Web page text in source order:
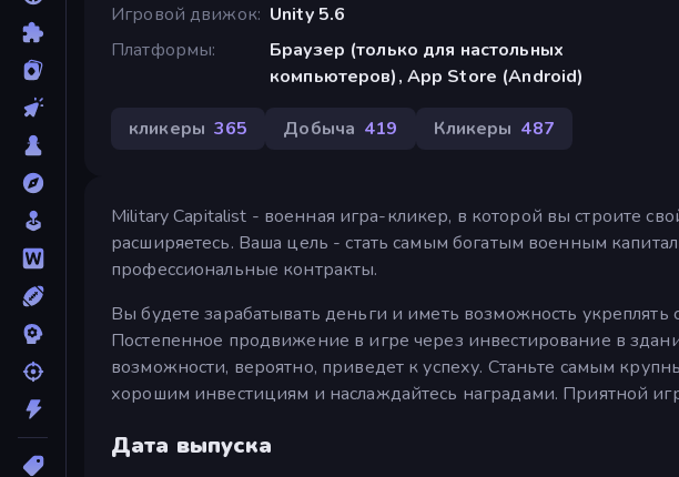
Игровой движок Unity 5.6
Платформы
Браузер (только для настольных
компьютеров), App Store (Android)
кликеры 365 Добыча 419 Кликеры 487
Military Capitalist - военная игра-кликер, в которой вы строите
расширяетесь. Ваша цель - стать самым богатым военным
профессиональные контракты.
Вы будете зарабатывать деньги и иметь возможность укреплять
Постепенное продвижение в игре через инвестирование в
возможности, вероятно, приведет к успеху. Станьте самым
хорошим инвестициям и наслаждайтесь наградами. Приятной
Дата выпуска